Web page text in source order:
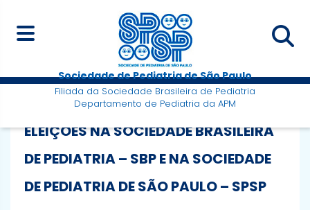
Sociedade de Pediatria de São Paulo
Filiada da Sociedade Brasileira de Pediatria
Departamento de Pediatria da APM
ELEIÇÕES NA SOCIEDADE BRASILEIRA
DE PEDIATRIA – SBP E NA SOCIEDADE
DE PEDIATRIA DE SÃO PAULO – SPSP